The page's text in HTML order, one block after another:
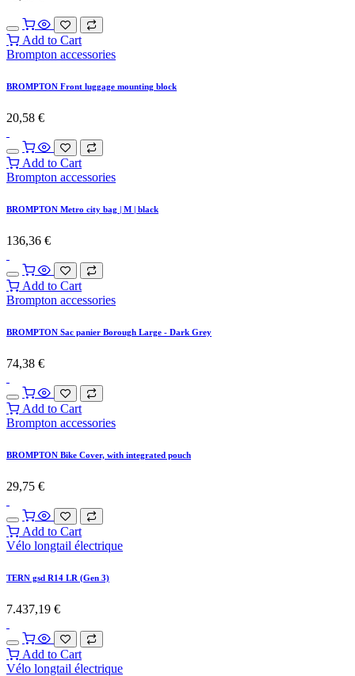
Add to Cart
Brompton accessories
BROMPTON Front luggage mounting block
20,58 €
Add to Cart
Brompton accessories
BROMPTON Metro city bag | M | black
136,36 €
Add to Cart
Brompton accessories
BROMPTON Sac panier Borough Large - Dark Grey
74,38 €
Add to Cart
Brompton accessories
BROMPTON Bike Cover, with integrated pouch
29,75 €
Add to Cart
Vélo longtail électrique
TERN gsd R14 LR (Gen 3)
7.437,19 €
Add to Cart
Vélo longtail électrique